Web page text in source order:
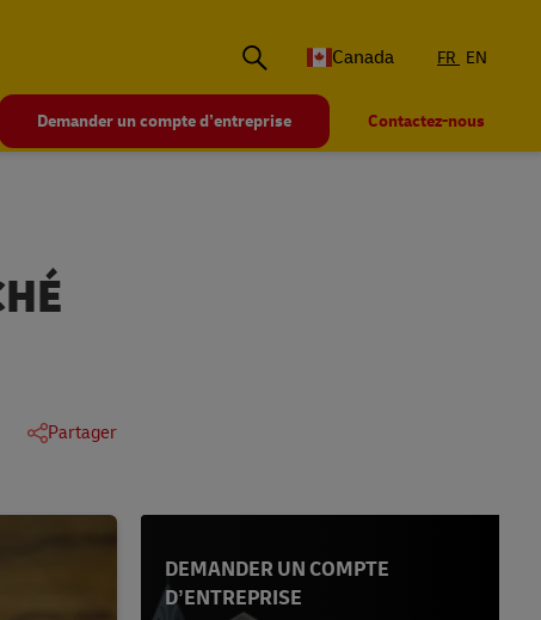
Canada
FR EN
Demander un compte d’entreprise Contactez-nous
Partager
DEMANDER UN COMPTE
D’ENTREPRISE